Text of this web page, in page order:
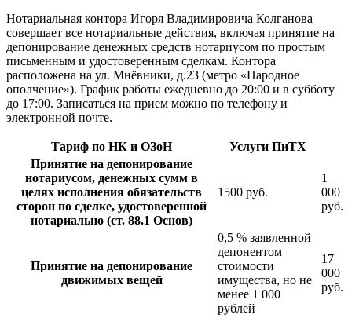
Нотариальная контора Игоря Владимировича Колганова
совершает все нотариальные действия, включая принятие на
депонирование денежных средств нотариусом по простым
письменным и удостоверенным сделкам. Контора
расположена на ул. Мнёвники, д.23 (метро «Народное
ополчение»). График работы ежедневно до 20:00 и в субботу
до 17:00. Записаться на прием можно по телефону и
электронной почте.
Тариф по НК и ОЗоН
Услуги ПиТХ
Принятие на депонирование
нотариусом, денежных сумм в
целях исполнения обязательств
сторон по сделке, удостоверенной
нотариально (ст. 88.1 Основ)
1500 руб.
1
000
руб.
Принятие на депонирование
движимых вещей
0,5 % заявленной
депонентом
стоимости
имущества, но не
менее 1 000
рублей
17
000
руб.